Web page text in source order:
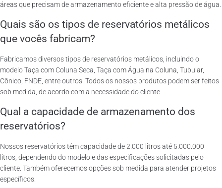
áreas que precisam de armazenamento eficiente e alta pressão de água.
Quais são os tipos de reservatórios metálicos
que vocês fabricam?
Fabricamos diversos tipos de reservatórios metálicos, incluindo o
modelo Taça com Coluna Seca, Taça com Água na Coluna, Tubular,
Cônico, FNDE, entre outros. Todos os nossos produtos podem ser feitos
sob medida, de acordo com a necessidade do cliente.
Qual a capacidade de armazenamento dos
reservatórios?
Nossos reservatórios têm capacidade de 2.000 litros até 5.000.000
litros, dependendo do modelo e das especificações solicitadas pelo
cliente. Também oferecemos opções sob medida para atender projetos
específicos.